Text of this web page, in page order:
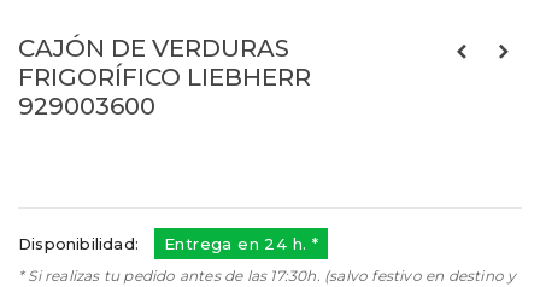
CAJÓN DE VERDURAS
FRIGORÍFICO LIEBHERR
929003600
Disponibilidad: Entrega en 24 h. *
* Si realizas tu pedido antes de las 17:30h. (salvo festivo en destino y